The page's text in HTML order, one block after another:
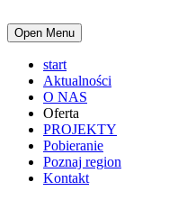
Open Menu
start
Aktualności
O NAS
Oferta
PROJEKTY
Pobieranie
Poznaj region
Kontakt